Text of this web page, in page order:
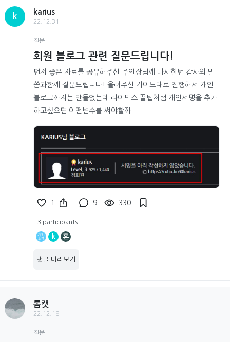
k
karius
22.12.31
질문
회원 블로그 관련 질문드립니다!
먼저 좋은 자료를 공유해주신 주인장님께 다시한번 감사의 말
씀과함께 질문드립니다! 올려주신 가이드대로 진행해서 개인
블로그까지는 만들었는데 라이믹스 꿀팁처럼 개인서명을 추가
하고싶으면 어떤변수를 써야할까...
1 9 330
3 participants
k 흔
댓글 미리보기
톰캣
22.12.18
질문